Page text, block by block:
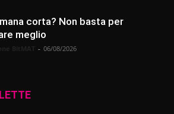
corta? Non basta per
meglio
- 06/08/2026